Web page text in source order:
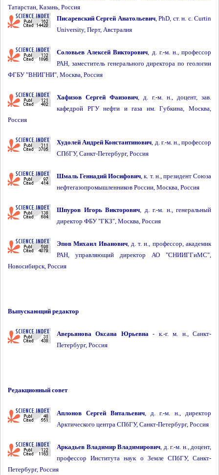
Татарстан, Казань, Россия
Писаревский Сергей Анатольевич, PhD, ст. н. с. Curtin
University, Перт, Австралия
Соловьев Алексей Викторович, д. г.-м. н., профессор
РАН, заместитель генерального директора по геологии
ФГБУ "ВНИГНИ", Москва, Россия
Хафизов Сергей Фаизович, д. г.-м. н., доцент, зав.
кафедрой РГУ нефти и газа им. Губкина, Москва,
Россия
Худолей Андрей Константинович, д. г.-м. н., профессор
СПбГУ, Санкт-Петербург, Россия
Шмаль Геннадий Иосифович, к. т. н., президент Союза
нефтегазопромышленников России, Москва, Россия
Шпуров Игорь Викторович, д. г.-м. н., генеральный
директор ФБУ "ГКЗ", Москва, Россия
Эпов Михаил Иванович, д. т. н., профессор, академик
РАН, управляющий директор АО "СНИИГГиМС",
Новосибирск, Россия
Выпускающий редактор
Аверьянова Оксана Юрьевна- к.-г. м. н., Санкт-
Петербург, Россия
Редакционный совет
Аплонов Сергей Витальевич, д. г.-м. н., директор
Арктического центра СПбГУ, Санкт-Петербург, Россия
Аркадьев Владимир Владимирович, д. г.-м. н., доцент,
профессор Института наук о Земле СПбГУ, Санкт-
Петербург, Россия